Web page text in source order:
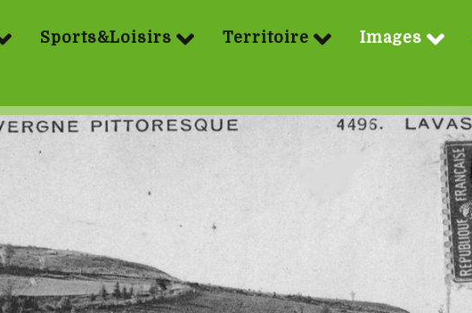
Sports&Loisirs Territoire Images